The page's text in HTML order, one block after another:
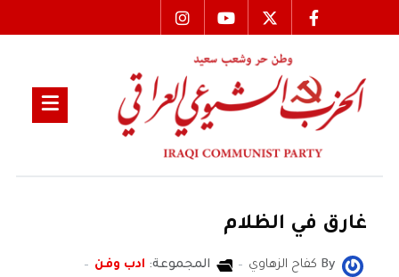
غارق في الظلام
By كفاح الزهاوي المجموعة: ادب وفن